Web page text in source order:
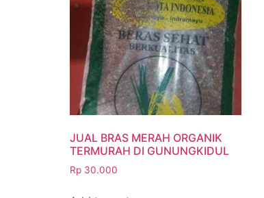
JUAL BRAS MERAH ORGANIK
TERMURAH DI GUNUNGKIDUL
Rp 30.000